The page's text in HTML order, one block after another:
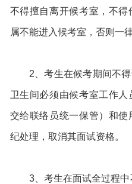
不得擅自离开候考室，不
属不能进入候考室，否则一
2、考生在候考期间不得
卫生间必须由候考室工作
交给联络员统一保管）和
纪处理，取消其面试资格。
3、考生在面试全过程中